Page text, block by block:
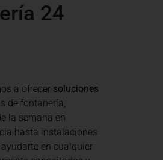
24
a ofrecer soluciones
de fontanería,
la semana en
hasta instalaciones
en cualquier